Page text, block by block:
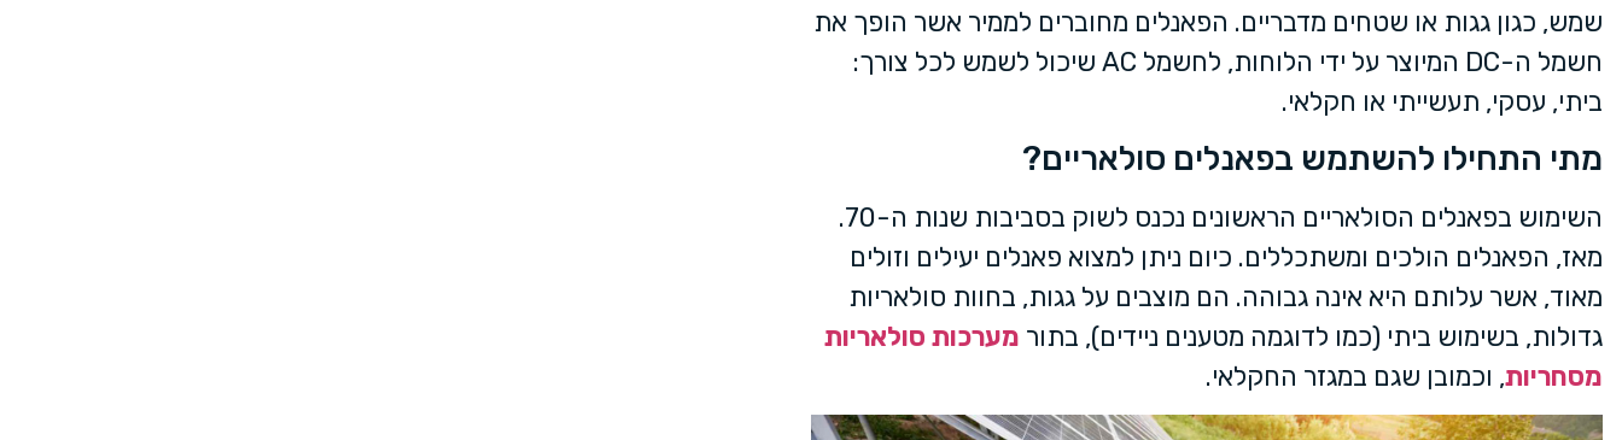
שמש, כגון גגות או שטחים מדבריים. הפאנלים מחוברים לממיר אשר הופך את
חשמל ה-DC המיוצר על ידי הלוחות, לחשמל AC שיכול לשמש לכל צורך:
ביתי, עסקי, תעשייתי או חקלאי.
מתי התחילו להשתמש בפאנלים סולאריים?
השימוש בפאנלים הסולאריים הראשונים נכנס לשוק בסביבות שנות ה-70.
מאז, הפאנלים הולכים ומשתכללים. כיום ניתן למצוא פאנלים יעילים וזולים
מאוד, אשר עלותם היא אינה גבוהה. הם מוצבים על גגות, בחוות סולאריות
גדולות, בשימוש ביתי (כמו לדוגמה מטענים ניידים), בתור מערכות סולאריות
מסחריות, וכמובן שגם במגזר החקלאי.